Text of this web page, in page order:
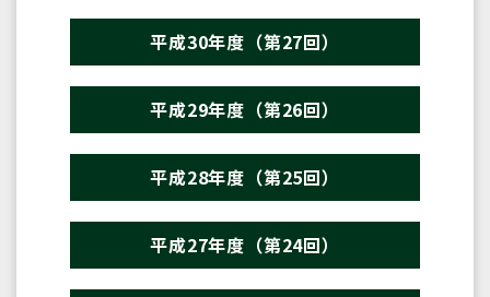
平成30年度（第27回）
平成29年度（第26回）
平成28年度（第25回）
平成27年度（第24回）